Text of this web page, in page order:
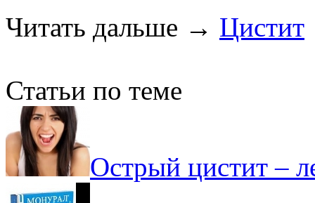
Читать дальше → Цистит
Статьи по теме
Острый цистит –